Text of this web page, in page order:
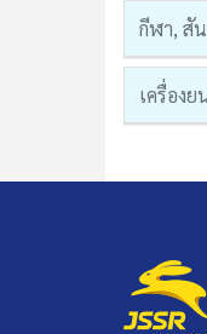
กีฬา, สั
เครื่อง